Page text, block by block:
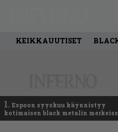
KEIKKAUUTISET
1. Espoon syyskuu käynnistyy
kotimaisen black metalin